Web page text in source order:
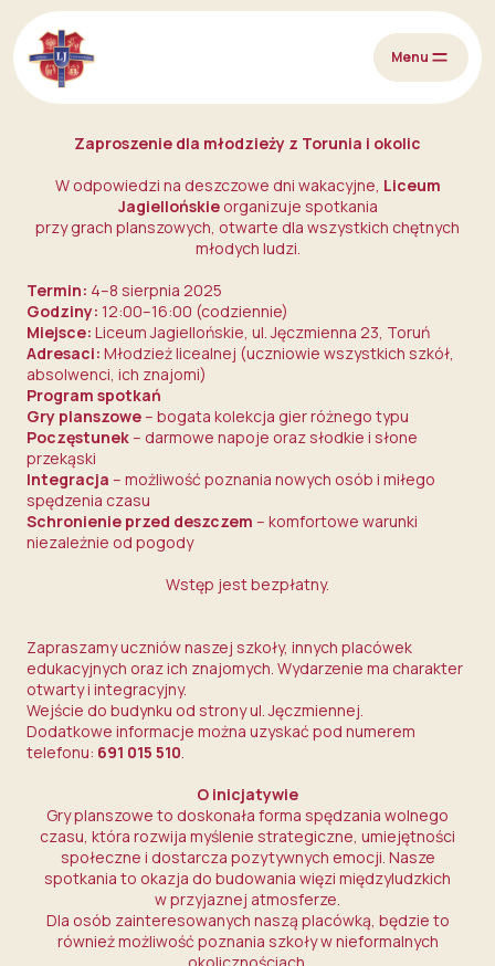
Przejdź do treści
Menu
Zaproszenie dla młodzieży z Torunia i okolic
W odpowiedzi na deszczowe dni wakacyjne, Liceum
Jagiellońskieorganizuje spotkania
przy grach planszowych, otwarte dla wszystkich chętnych
młodych ludzi.
Termin: 4–8 sierpnia 2025
Godziny: 12:00–16:00 (codziennie)
Miejsce: Liceum Jagiellońskie, ul. Jęczmienna 23, Toruń
Adresaci: Młodzież licealnej (uczniowie wszystkich szkół,
absolwenci, ich znajomi)
Program spotkań
Gry planszowe– bogata kolekcja gier różnego typu
Poczęstunek– darmowe napoje oraz słodkie i słone
przekąski
Integracja – możliwość poznania nowych osób i miłego
spędzenia czasu
Schronienie przed deszczem – komfortowe warunki
niezależnie od pogody
Wstęp jest bezpłatny.
Zapraszamy uczniów naszej szkoły, innych placówek
edukacyjnych oraz ich znajomych. Wydarzenie ma charakter
otwarty i integracyjny.
Wejście do budynku od strony ul. Jęczmiennej.
Dodatkowe informacje można uzyskać pod numerem
telefonu: 691 015 510.
O inicjatywie
Gry planszowe to doskonała forma spędzania wolnego
czasu, która rozwija myślenie strategiczne, umiejętności
społeczne i dostarcza pozytywnych emocji. Nasze
spotkania to okazja do budowania więzi międzyludzkich
w przyjaznej atmosferze.
Dla osób zainteresowanych naszą placówką, będzie to
również możliwość poznania szkoły w nieformalnych